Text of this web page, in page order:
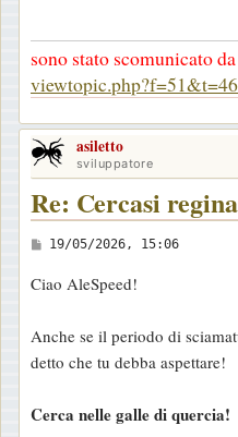
a
g
g
o
sono stato scomunicato da
asiletto
sviluppatore
Re: Cercasi regina
M
s
a
g
i
19/05/2026, 15:06
Ciao AleSpeed!
Anche se il periodo di
detto che tu debba aspettare!
Cerca nelle galle di quercia!